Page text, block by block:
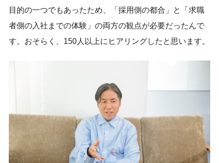
目的の一つでもあったため、「採用側の都合」と「求職
者側の入社までの体験」の両方の観点が必要だったんで
す。おそらく、150人以上にヒアリングしたと思います。